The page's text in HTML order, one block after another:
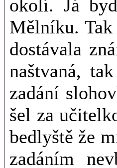
okolí. Já
Mělníku.
dostávala
naštvaná,
zadání
šel za
bedlyště že
zadáním